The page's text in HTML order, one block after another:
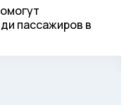
пассажиров в